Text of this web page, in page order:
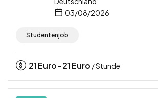
03/08/2026
Studentenjob
21Euro - 21Euro / Stunde